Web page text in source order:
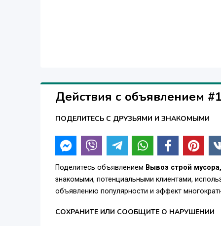
Действия с объявлением
ПОДЕЛИТЕСЬ С ДРУЗЬЯМИ И ЗНАКОМЫМИ
Поделитесь объявлением Вывоз строй
знакомыми, потенциальными клиентами,
объявлению популярности и эффект
СОХРАНИТЕ ИЛИ СООБЩИТЕ О НАРУШЕНИИ